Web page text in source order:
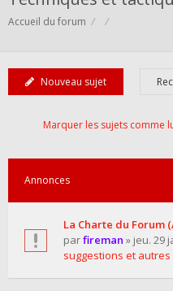
Accueil du forum
Nouveau sujet
Marquer les sujets comme
Annonces
La Charte du Forum
parfireman » jeu. 29
suggestions et autres